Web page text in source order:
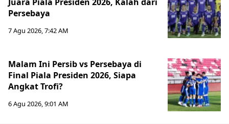
Persebaya
7 Agu 2026, 7:42 AM
Malam Ini Persib vs Persebaya di
Final Piala Presiden 2026, Siapa
Angkat Trofi?
6 Agu 2026, 9:01 AM